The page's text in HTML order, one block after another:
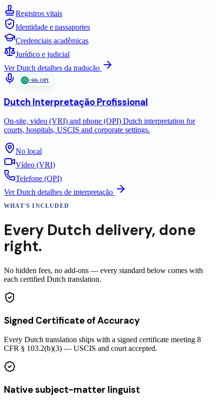
Registros vitais
Identidade e passaportes
Credenciais acadêmicas
Jurídico e judicial
VerDutch detalhes da tradução
<60s OPI
Dutch Interpretação Profissional
On-site, video (VRI) and phone (OPI) Dutch interpretation for
courts, hospitals, USCIS and corporate settings.
No local
Vídeo (VRI)
Telefone (OPI)
VerDutch detalhes de interpretação
WHAT'S INCLUDED
Every Dutch delivery, done
right.
No hidden fees, no add-ons — every standard below comes with
each certified Dutch translation.
Signed Certificate of Accuracy
Every Dutch translation ships with a signed certificate meeting 8
CFR § 103.2(b)(3) — USCIS and court accepted.
Native subject-matter linguist